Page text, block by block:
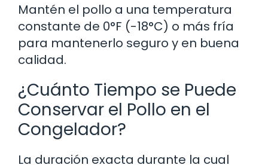
Mantén el pollo a una temperatura
constante de 0°F (-18°C) o más fría
para mantenerlo seguro y en buena
calidad.
¿Cuánto Tiempo se Puede
Conservar el Pollo en el
Congelador?
La duración exacta durante la cual